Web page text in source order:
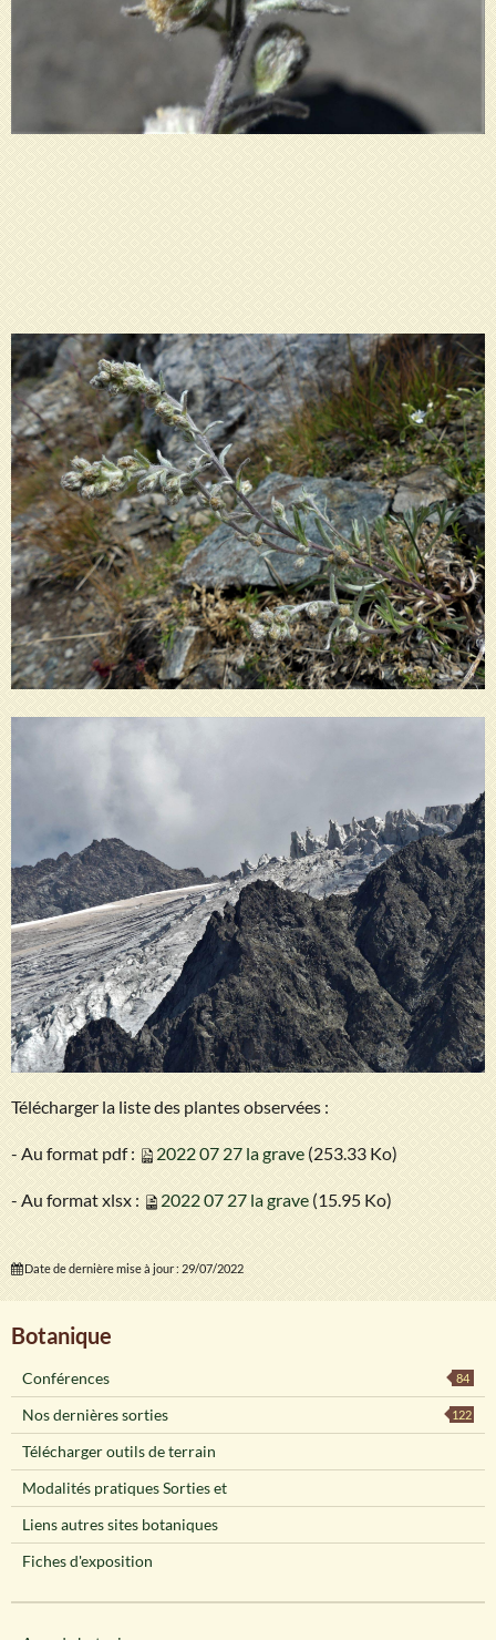
Télécharger la liste des plantes observées :
- Au format pdf : 2022 07 27 la grave(253.33 Ko)
- Au format xlsx : 2022 07 27 la grave(15.95 Ko)
Date de dernière mise à jour : 29/07/2022
Botanique
Conférences 84
Nos dernières sorties 122
Télécharger outils de terrain
Modalités pratiques Sorties et
Liens autres sites botaniques
Fiches d'exposition